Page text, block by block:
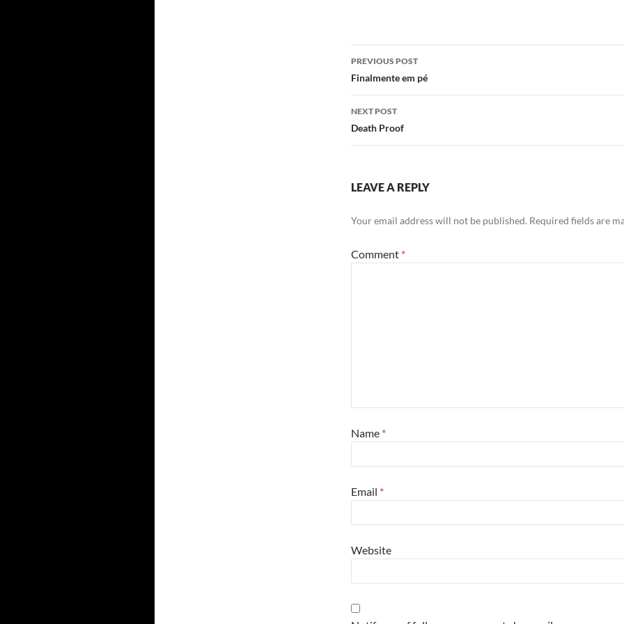
Post
navigation
PREVIOUS POST
Finalmente em pé
NEXT POST
Death Proof
LEAVE A REPLY
Your email address will not be published. Required fields are
Comment *
Name *
Email *
Website